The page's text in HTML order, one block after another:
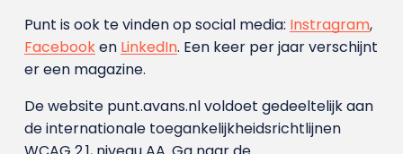
Punt is ook te vinden op social media: Instragram,
Facebooken LinkedIn. Een keer per jaar verschijnt
er een magazine.
De website punt.avans.nl voldoet gedeeltelijk aan
de internationale toegankelijkheidsrichtlijnen